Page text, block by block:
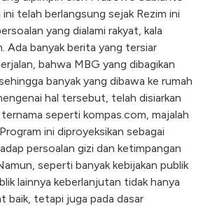
telah berlangsung sejak Rezim ini
yang dialami rakyat, kala
Ada banyak berita yang tersiar
bahwa MBG yang dibagikan
banyak yang dibawa ke rumah
hal tersebut, telah disiarkan
seperti kompas.com, majalah
ini diproyeksikan sebagai
persoalan gizi dan ketimpangan
seperti banyak kebijakan publik
lainnya keberlanjutan tidak hanya
baik, tetapi juga pada dasar